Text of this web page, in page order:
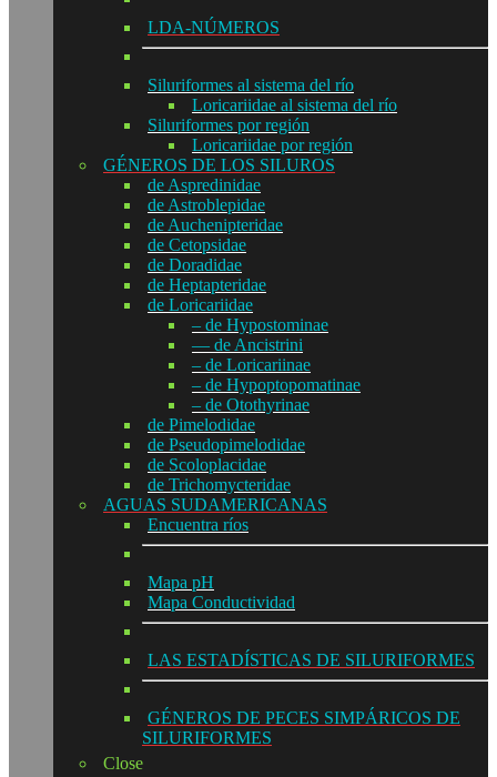
LDA-NÚMEROS
Siluriformes al sistema del río
Loricariidae al sistema del río
Siluriformes por región
Loricariidae por región
GÉNEROS DE LOS SILUROS
de Aspredinidae
de Astroblepidae
de Auchenipteridae
de Cetopsidae
de Doradidae
de Heptapteridae
de Loricariidae
– de Hypostominae
— de Ancistrini
– de Loricariinae
– de Hypoptopomatinae
– de Otothyrinae
de Pimelodidae
de Pseudopimelodidae
de Scoloplacidae
de Trichomycteridae
AGUAS SUDAMERICANAS
Encuentra ríos
Mapa pH
Mapa Conductividad
LAS ESTADÍSTICAS DE SILURIFORMES
GÉNEROS DE PECES SIMPÁRICOS DE
SILURIFORMES
Close